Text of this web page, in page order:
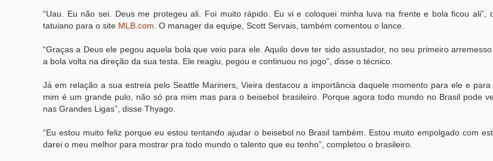
“Uau. Eu não sei. Deus me protegeu ali. Foi muito rápido. Eu vi e coloquei minha luva na frente e bola ficou ali”,
tatuiano para o site MLB.com . O manager da equipe, Scott Servais, também comentou o lance.
“Graças a Deus ele pegou aquela bola que veio para ele. Aquilo deve ter sido assustador, no seu primeiro
a bola volta na direção da sua testa. Ele reagiu, pegou e continuou no jogo”, disse o técnico.
Já em relação a sua estreia pelo Seattle Mariners, Vieira destacou a importância daquele momento para ele e para
mim é um grande pulo, não só pra mim mas para o beisebol brasileiro. Porque agora todo mundo no Brasil pode
nas Grandes Ligas”, disse Thyago.
“Eu estou muito feliz porque eu estou tentando ajudar o beisebol no Brasil também. Estou muito empolgado com
darei o meu melhor para mostrar pra todo mundo o talento que eu tenho”, completou o brasileiro.